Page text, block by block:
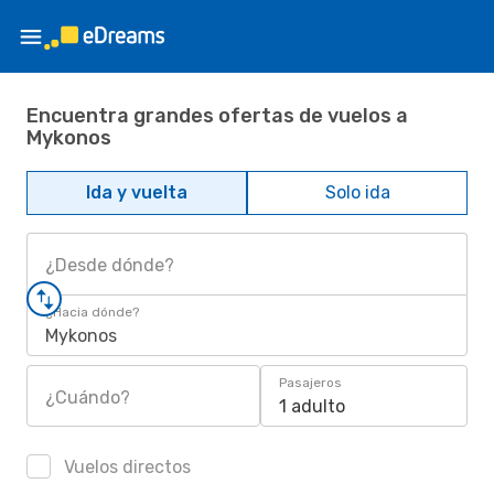
Encuentra grandes ofertas de vuelos a
Mykonos
Ida y vuelta Solo ida
¿Desde dónde?
¿Hacia dónde?
Mykonos
¿Cuándo?
Pasajeros
1 adulto
Vuelos directos